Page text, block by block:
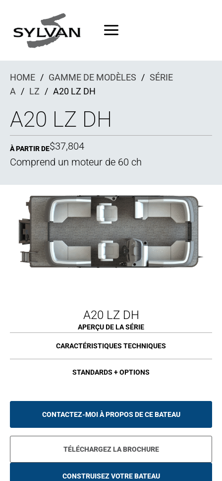
contenu
HOME / GAMME DE MODÈLES / SÉRIE
A / LZ / A20 LZ DH
A20 LZ DH
À PARTIR DE$37,804
Comprend un moteur de 60 ch
A20 LZ DH
APERÇU DE LA SÉRIE
CARACTÉRISTIQUES TECHNIQUES
STANDARDS + OPTIONS
CONTACTEZ-MOI À PROPOS DE CE BATEAU
TÉLÉCHARGEZ LA BROCHURE
CONSTRUISEZ VOTRE BATEAU
O